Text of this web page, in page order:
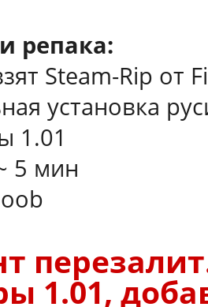
репака:
Steam-Rip от
установка
1.01
5 мин
1.01,